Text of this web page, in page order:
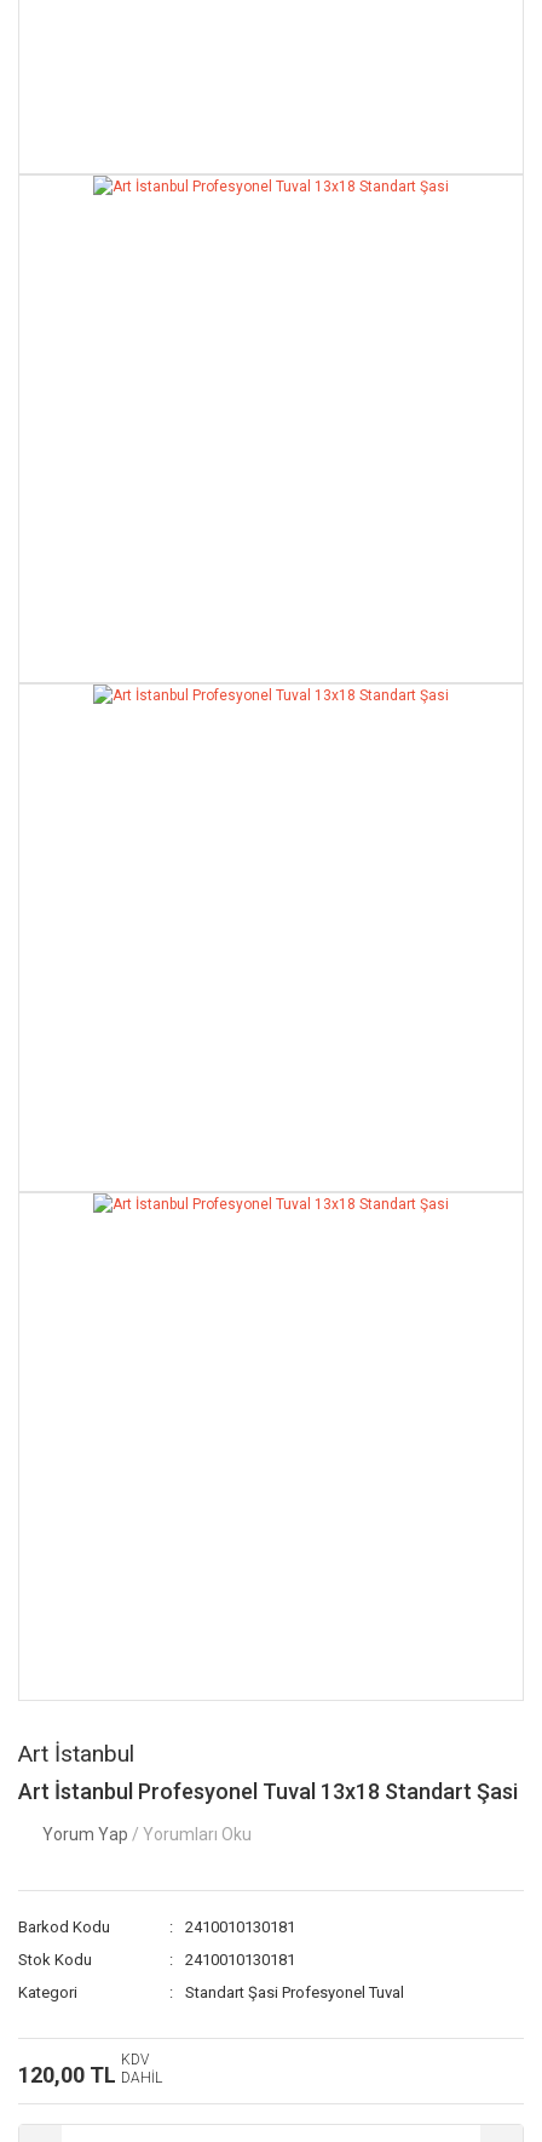
Art İstanbul
Art İstanbul Profesyonel Tuval 13x18 Standart Şasi
Yorum Yap / Yorumları Oku
Barkod Kodu
2410010130181
Stok Kodu
2410010130181
Kategori
Standart Şasi Profesyonel Tuval
120,00 TL
KDV
DAHİL